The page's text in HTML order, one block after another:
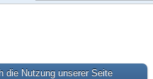
die Nutzung unserer Seite